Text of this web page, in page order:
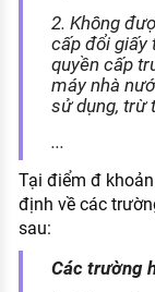
2. Không
cấp đổi giấy
quyền cấp
máy nhà
sử dụng, trừ
...
Tại điểm đ
định về các
sau:
Các trường